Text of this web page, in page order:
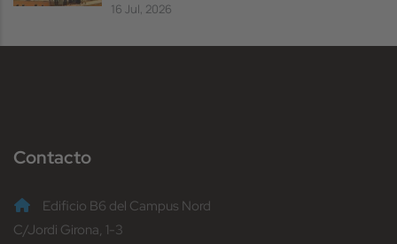
16 Jul, 2026
Contacto
Edificio B6 del Campus Nord
C/Jordi Girona, 1-3